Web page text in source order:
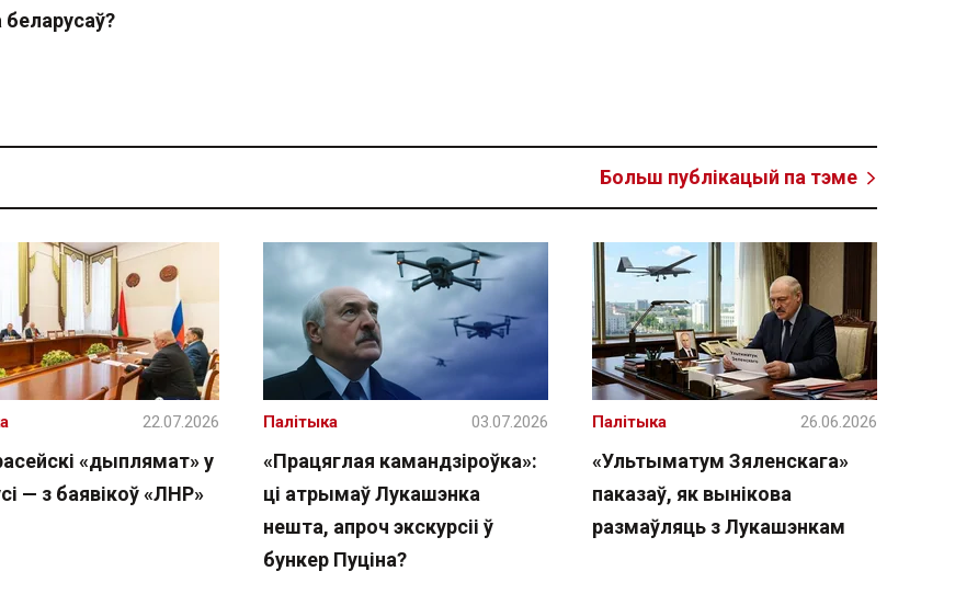
беларусаў?
Больш публікацый па тэме
«дыплямат» у
— з баявікоў «ЛНР»
22.07.2026
«Працяглая камандзіроўка»:
ці атрымаў Лукашэнка
нешта, апроч экскурсіі ў
бункер Пуціна?
Палітыка 03.07.2026
«Ультыматум Зяленскага»
паказаў, як вынікова
размаўляць з Лукашэнкам
Палітыка 26.06.2026